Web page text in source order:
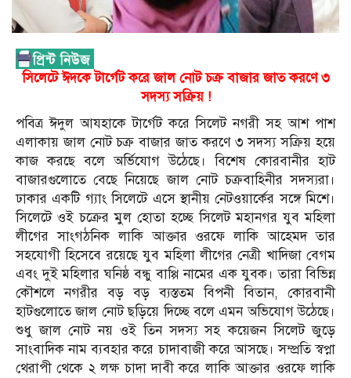
সিলেটে ঈদকে টার্গেট করে জাল নোট চক্র বাজার জাত করণে ৩
সদস্য সক্রিয় !
পবিত্র ঈদুল আযহাকে টার্গেট করে সিলেট নগরী সহ আশ পাশ
এলাকায় জাল নোট চক্র বাজার জাত করণে ৩ সদস্য সক্রিয় হয়ে
কাজ করছে বলে অর্ভিযোগ উঠেছে। বিশেষ কোরবানীর হাট
বাজারগুলোতে বেছে নিয়েছে জাল নোট চক্রবাহিনীর সদস্যরা।
ঢাকার একটি গ্যাং সিলেটে এসে স্থানীয় নেটওয়ার্কের সঙ্গে মিশে।
সিলেটে ওই চক্রের মুল হোতা হচ্ছে সিলেট মহানগর যুব মহিলা
লীগের সাংগঠনিক লাকি আক্তার ওরফে লাকি আহেমদ তার
সহযোগী হিসেবে রয়েছে যুব মহিলা লীগের নেত্রী খাদিজা বেগম
এবং দুই মহিলার ঘনিষ্ঠ বন্ধু বাপ্পি নামের এক যুবক। তারা বিভিন্ন
কৌশলে নগরীর বড় বড় ব্যস্ততম বিপনী বিতান, কোরবানী
হাটগুলোতে জাল নোট ছড়িয়ে দিচ্ছে বলে এমন অভিযোগ উঠেছে।
শুধু জাল নোট নয় ওই তিন সদস্য সহ কয়েজন সিলেট জুড়ে
সাংবাদিক নাম ব্যবহার করে চাদাবাজী করে আসছে। সম্প্রতি স্বপ্না
থেরাপী থেকে ২ লক্ষ চাদা দাবী করে লাকি আক্তার ওরফে লাকি